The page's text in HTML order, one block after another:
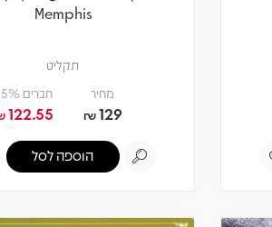
Memphis
תקליט
מחיר
129
₪
חברים 5% -
122.55
הוספה לסל